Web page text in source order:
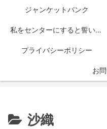
ジャンケットバンク
私をセンターにすると誓いますか？
プライバシーポリシー
お
沙織